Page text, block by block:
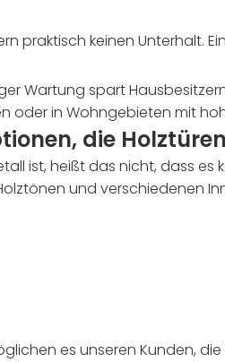
praktisch keinen Unterhalt.
Wartung spart
oder in Wohngebieten mit
die
ist, heißt das nicht, dass
und verschiedenen
es unseren Kunden,